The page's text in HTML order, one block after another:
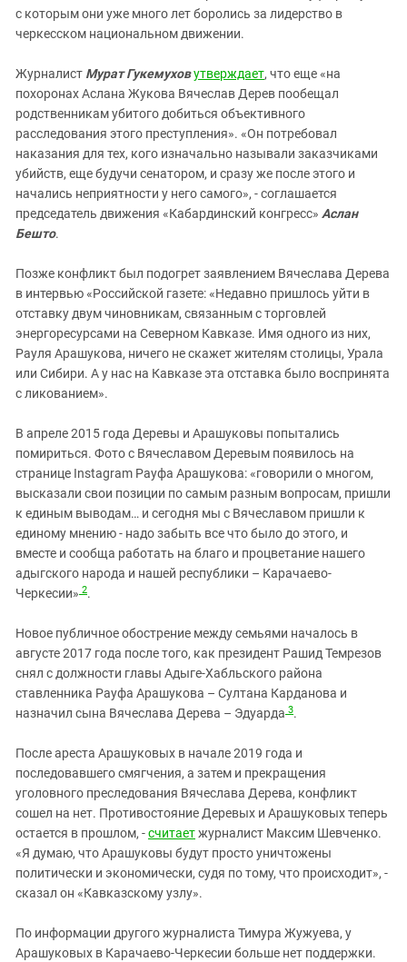
с которым они уже много лет боролись за лидерство в
черкесском национальном движении.
Журналист Мурат Гукемуховутверждает, что еще «на
похоронах Аслана Жукова Вячеслав Дерев пообещал
родственникам убитого добиться объективного
расследования этого преступления». «Он потребовал
наказания для тех, кого изначально называли заказчиками
убийств, еще будучи сенатором, и сразу же после этого и
начались неприятности у него самого», - соглашается
председатель движения «Кабардинский конгресс» Аслан
Бешто.
Позже конфликт был подогрет заявлением Вячеслава Дерева
в интервью «Российской газете: «Недавно пришлось уйти в
отставку двум чиновникам, связанным с торговлей
энергоресурсами на Северном Кавказе. Имя одного из них,
Рауля Арашукова, ничего не скажет жителям столицы, Урала
или Сибири. А у нас на Кавказе эта отставка было воспринята
с ликованием».
В апреле 2015 года Деревы и Арашуковы попытались
помириться. Фото с Вячеславом Деревым появилось на
странице Instagram Рауфа Арашукова: «говорили о многом,
высказали свои позиции по самым разным вопросам, пришли
к единым выводам… и сегодня мы с Вячеславом пришли к
единому мнению - надо забыть все что было до этого, и
вместе и сообща работать на благо и процветание нашего
адыгского народа и нашей республики – Карачаево-
Черкесии» 2.
Новое публичное обострение между семьями началось в
августе 2017 года после того, как президент Рашид Темрезов
снял с должности главы Адыге-Хабльского района
ставленника Рауфа Арашукова – Султана Карданова и
назначил сына Вячеслава Дерева – Эдуарда 3.
После ареста Арашуковых в начале 2019 года и
последовавшего смягчения, а затем и прекращения
уголовного преследования Вячеслава Дерева, конфликт
сошел на нет. Противостояние Деревых и Арашуковых теперь
остается в прошлом, -считаетжурналист Максим Шевченко.
«Я думаю, что Арашуковы будут просто уничтожены
политически и экономически, судя по тому, что происходит», -
сказал он «Кавказскому узлу».
По информации другого журналиста Тимура Жужуева, у
Арашуковых в Карачаево-Черкесии больше нет поддержки.